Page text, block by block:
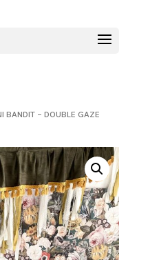
BANDIT – DOUBLE GAZE